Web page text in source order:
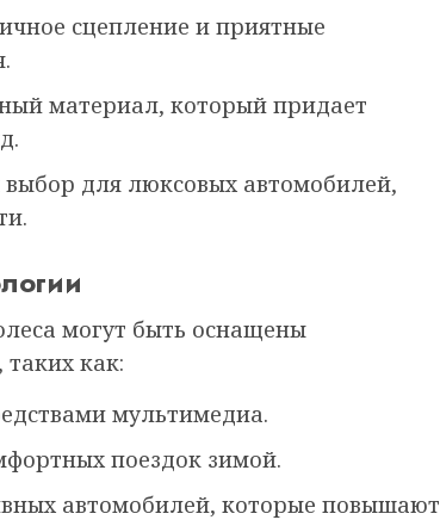
сцепление и приятные
материал, который придает
выбор для люксовых автомобилей,
могут быть оснащены
как:
мультимедиа.
поездок зимой.
автомобилей, которые повышают